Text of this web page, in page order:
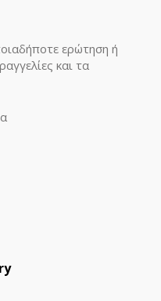
ερώτηση ή
και τα